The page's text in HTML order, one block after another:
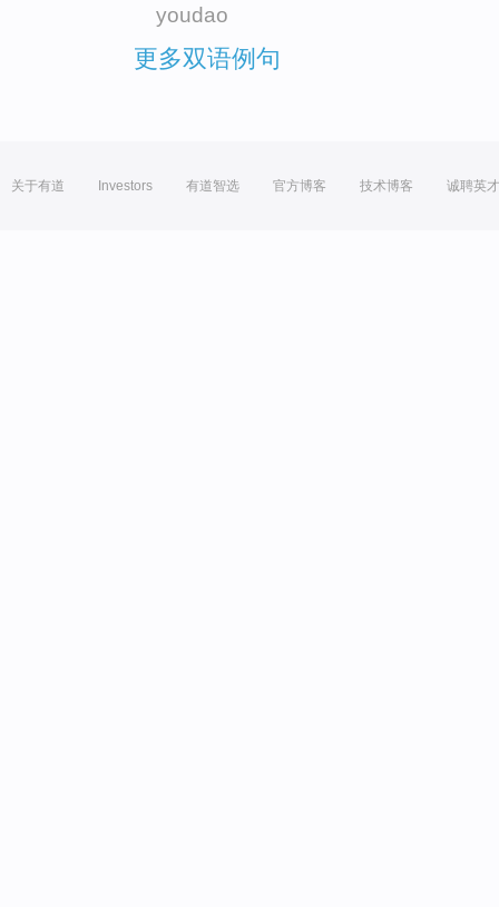
youdao
更多双语例句
关于有道 Investors 有道智选 官方博客 技术博客 诚聘英才